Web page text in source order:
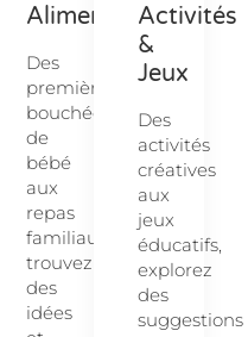
Alimentation
Des
premières
bouchées
de
bébé
aux
repas
familiaux,
trouvez
des
idées
Activités
&
Jeux
Des
activités
créatives
aux
jeux
éducatifs,
explorez
des
suggestions